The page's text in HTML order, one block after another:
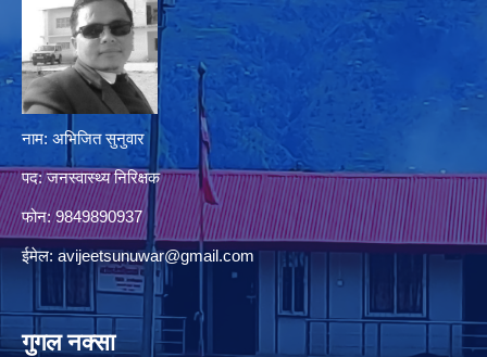
नाम: अभिजित सुनुवार
पद: जनस्वास्थ्य निरिक्षक
फोन: 9849890937
ईमेल: avijeetsunuwar@gmail.com
गुगल नक्सा